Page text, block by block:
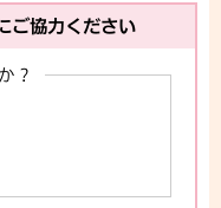
ご協力ください
？